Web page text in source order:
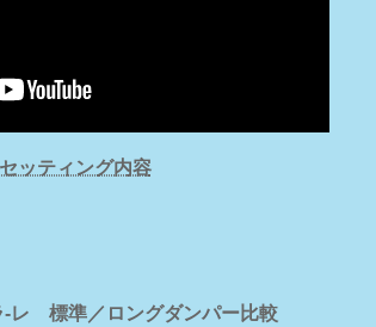
ッティング内容
レ 標準／ロングダンパー比較